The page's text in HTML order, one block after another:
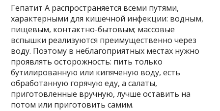
Гепатит А распространяется всеми путями,
характерными для кишечной инфекции: водным,
пищевым, контактно-бытовым; массовые
вспышки реализуются преимущественно через
воду. Поэтому в неблагоприятных местах нужно
проявлять осторожность: пить только
бутилированную или кипяченую воду, есть
обработанную горячую еду, а салаты,
приготовленные вручную, лучше оставить на
потом или приготовить самим.